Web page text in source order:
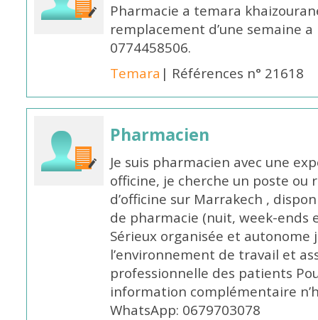
Pharmacie a temara
remplacement d’une semaine
0774458506.
Temara | Références n° 21618
Pharmacien
Je suis pharmacien avec une
officine, je cherche un poste
d’officine sur Marrakech ,
de pharmacie (nuit, week-ends
Sérieux organisée et autonome
l’environnement de travail et
professionnelle des patients
information complémentaire
WhatsApp: 0679703078